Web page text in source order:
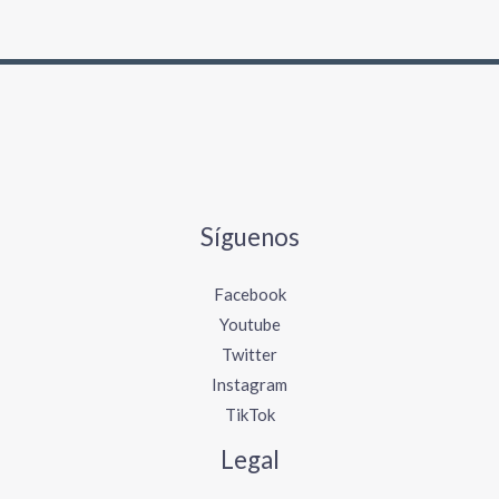
Síguenos
Facebook
Youtube
Twitter
Instagram
TikTok
Legal